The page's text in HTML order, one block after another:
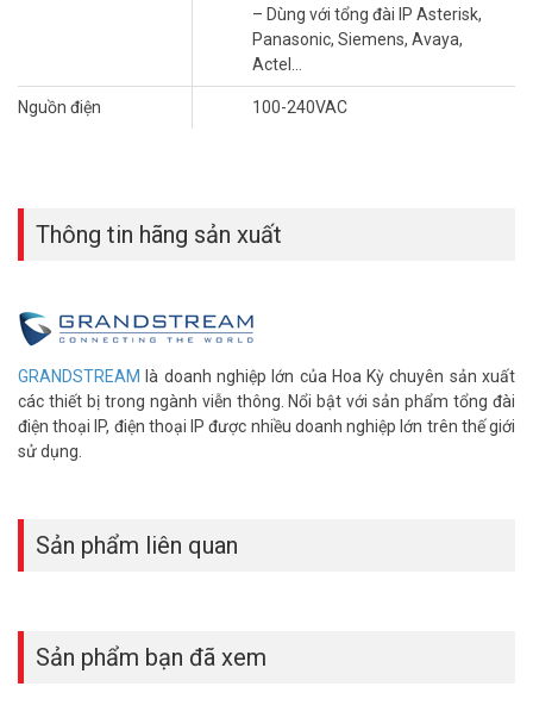
– Dùng với tổng đài IP Asterisk,
Panasonic, Siemens, Avaya,
Actel…
Nguồn điện 100-240VAC
Thông tin hãng sản xuất
GRANDSTREAM là doanh nghiệp lớn của Hoa Kỳ chuyên sản xuất
các thiết bị trong ngành viễn thông. Nổi bật với sản phẩm tổng đài
điện thoại IP, điện thoại IP được nhiều doanh nghiệp lớn trên thế giới
sử dụng.
Sản phẩm liên quan
Sản phẩm bạn đã xem